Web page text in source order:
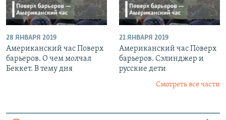
28 ЯНВАРЯ 2019
Американский час Поверх
барьеров. О чем молчал
Беккет. В тему дня
21 ЯНВАРЯ 2019
Американский час Поверх
барьеров. Сэлинджер и
русские дети
Смотреть все части